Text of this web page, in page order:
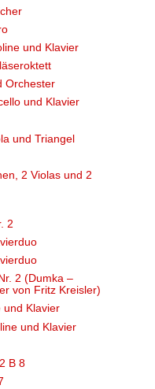
und Klavier
Orchester
und Klavier
und Triangel
2 Violas und 2
2
2 (Dumka –
von Fritz Kreisler)
und Klavier
und Klavier
B 8